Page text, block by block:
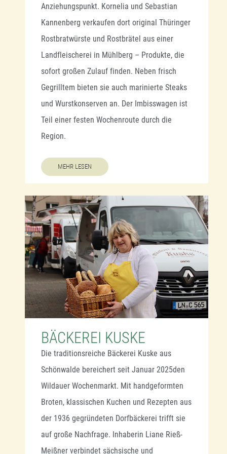
Wildau, donnerstags ist mein
Einkaufstag, freitags findet man mich in
Wandlitz und samstags auf dem
Zehlendorfer Frischemarkt.“ Doch egal,
wo er gerade ist, überall hat der
gebürtige Türke, der im Dezember 1993
nach Deutschland kam, einen
zufriedenen und deshalb festen
Kundenstamm: „Ich handele seit 22
kenne ich mich aus. Das spüren die
Leute und vertrauen mir und meinen
Waren.“ Ja sicher sei er nicht der
preiswerteste und im Supermarkt könne
man immer ein paar Cent sparen. Aber
die Kunden wüssten seine Qualität zu
schätzen: „Dafür sind sie bereit, ein
bisschen mehr zu zahlen. Auch die
Rentner, die es ja meistens nicht so dicke
haben.“
Der Wildauer Wochenmarkt steht bei
Anziehungspunkt. Kornelia und Sebastian
Kannenberg verkaufen dort original Thüringer
Rostbratwürste und Rostbrätel aus einer
Landfleischerei in Mühlberg – Produkte, die
sofort großen Zulauf finden. Neben frisch
Gegrilltem bieten sie auch marinierte Steaks
und Wurstkonserven an. Der Imbisswagen ist
Teil einer festen Wochenroute durch die
Region.
MEHR LESEN
BÄCKEREI KUSKE
Die traditionsreiche Bäckerei Kuske aus
Schönwalde bereichert seit Januar 2025den
Wildauer Wochenmarkt. Mit handgeformten
Broten, klassischen Kuchen und Rezepten aus
der 1936 gegründeten Dorfbäckerei trifft sie
auf große Nachfrage. Inhaberin Liane Rieß-
Meißner verbindet sächsische und